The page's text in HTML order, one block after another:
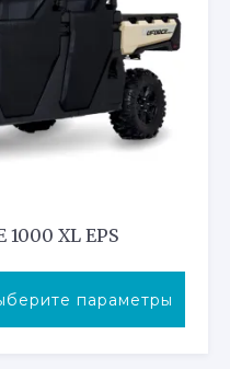
1000 XL EPS
параметры